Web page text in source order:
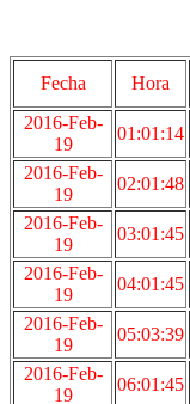
Fecha Hora
2016-Feb-
19
01:01:14
2016-Feb-
19
02:01:48
2016-Feb-
19
03:01:45
2016-Feb-
19
04:01:45
2016-Feb-
19
05:03:39
2016-Feb-
19
06:01:45